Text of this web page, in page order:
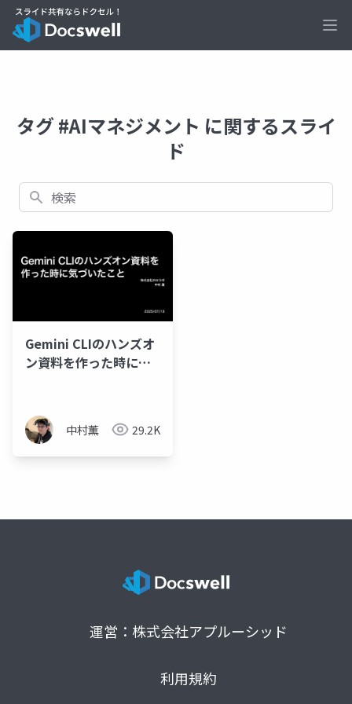
タグ #AIマネジメント に関するスライ
ド
検索
Gemini CLIのハンズオ
ン資料を作った時に気
中村薫 29.2K
運営：株式会社アプルーシッド
利用規約